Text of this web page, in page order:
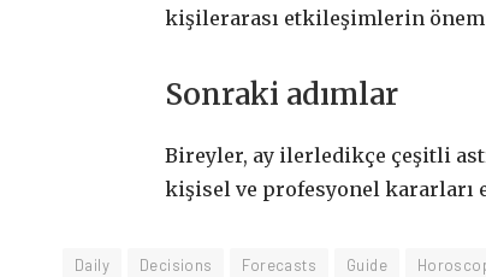
kişilerarası etkileşimlerin
Sonraki adımlar
Bireyler, ay ilerledikçe çeşitli
kişisel ve profesyonel kararları
Daily Decisions Forecasts Guide